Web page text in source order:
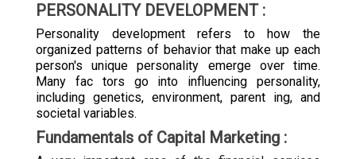
PERSONALITY DEVELOPMENT :
Personality development refers to how the
organized patterns of behavior that make up each
person's unique personality emerge over time.
Many fac tors go into influencing personality,
including genetics, environment, parent ing, and
societal variables.
Fundamentals of Capital Marketing :